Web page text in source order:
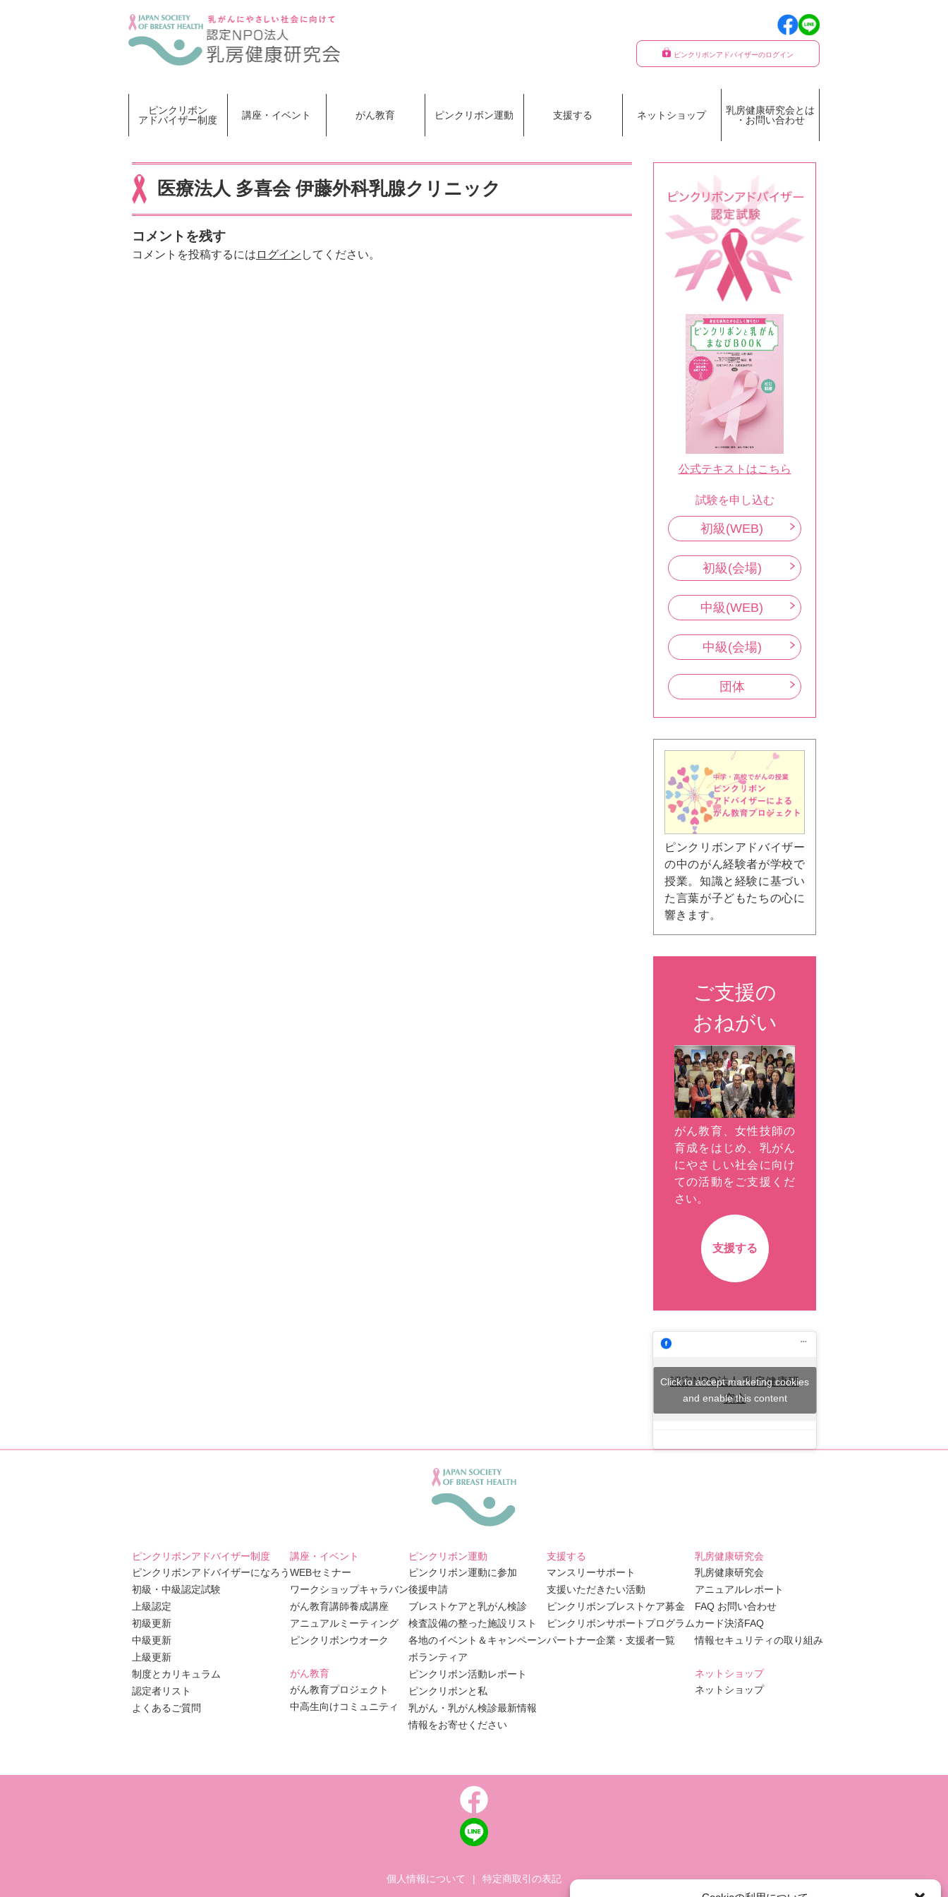
ピンクリボンアドバイザーのログイン
ピンクリボン
アドバイザー制度
講座・イベント がん教育 ピンクリボン運動 支援する ネットショップ
乳房健康研究会とは
・お問い合わせ
医療法人 多喜会 伊藤外科乳腺クリニック
コメントを残す
コメントを投稿するには ログイン してください。
公式テキストはこちら
試験を申し込む
初級(WEB)
初級(会場)
中級(WEB)
中級(会場)
団体
ピンクリボンアドバイザー
の中のがん経験者が学校で
授業。知識と経験に基づい
た言葉が子どもたちの心に
響きます。
ご支援の
おねがい
がん教育、女性技師の
育成をはじめ、乳がん
にやさしい社会に向け
ての活動をご支援くだ
さい。
支援する
認定NPO法人 乳房健康研
究会
Click to accept marketing cookies
and enable this content
ピンクリボンアドバイザー制度
ピンクリボンアドバイザーになろう
初級・中級認定試験
上級認定
初級更新
中級更新
上級更新
制度とカリキュラム
認定者リスト
よくあるご質問
講座・イベント
WEBセミナー
ワークショップキャラバン
がん教育講師養成講座
アニュアルミーティング
ピンクリボンウオーク
がん教育
がん教育プロジェクト
中高生向けコミュニティ
ピンクリボン運動
ピンクリボン運動に参加
後援申請
ブレストケアと乳がん検診
検査設備の整った施設リスト
各地のイベント＆キャンペーン
ボランティア
ピンクリボン活動レポート
ピンクリボンと私
乳がん・乳がん検診最新情報
情報をお寄せください
支援する
マンスリーサポート
支援いただきたい活動
ピンクリボンブレストケア募金
ピンクリボンサポートプログラム
パートナー企業・支援者一覧
乳房健康研究会
乳房健康研究会
アニュアルレポート
FAQ お問い合わせ
カード決済FAQ
情報セキュリティの取り組み
ネットショップ
ネットショップ
個人情報について | 特定商取引の表記